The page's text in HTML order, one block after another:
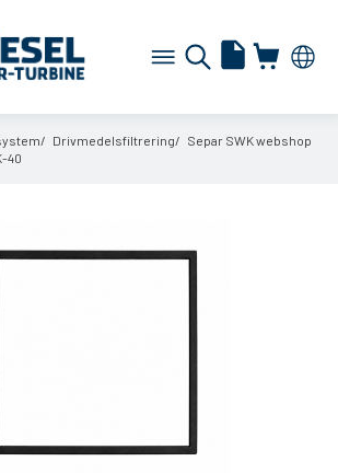
Drivmedelsfiltrering
Separ SWK webshop
40